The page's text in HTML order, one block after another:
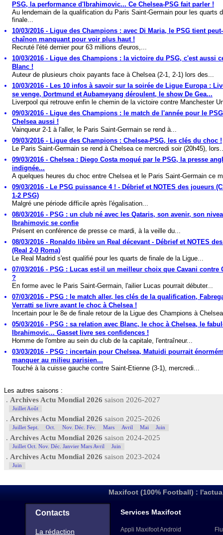
PSG, la performance d'Ibrahimovic... Ce Chelsea-PSG fait parler !
Au lendemain de la qualification du Paris Saint-Germain pour les quarts
finale...
10/03/2016 - Ligue des Champions : avec Di Maria, le PSG tient
chaînon manquant pour voir plus haut !
Recruté l'été dernier pour 63 millions d'euros,...
10/03/2016 - Ligue des Champions : la victoire du PSG, c'est aussi
Blanc !
Auteur de plusieurs choix payants face à Chelsea (2-1, 2-1) lors des...
10/03/2016 - Les 10 infos à savoir sur la soirée de Ligue Europa :
se venge, Dortmund et Aubameyang déroulent, le show De Gea...
Liverpool qui retrouve enfin le chemin de la victoire contre Manchester
09/03/2016 - Ligue des Champions : le match de l'année pour le
Chelsea aussi !
Vainqueur 2-1 à l'aller, le Paris Saint-Germain se rend à...
09/03/2016 - Ligue des Champions : Chelsea-PSG, les clés du choc !
Le Paris Saint-Germain se rend à Chelsea ce mercredi soir (20h45),
09/03/2016 - Chelsea : Diego Costa moqué par le PSG, la presse
indignée...
A quelques heures du choc entre Chelsea et le Paris Saint-Germain ce
09/03/2016 - Le PSG puissance 4 ! - Débrief et NOTES des joueurs
1-2 PSG)
Malgré une période difficile après l'égalisation...
08/03/2016 - PSG : un club né avec les Qataris, son avenir, son
Ibrahimovic se confie
Présent en conférence de presse ce mardi, à la veille du...
08/03/2016 - Ronaldo libère un Real décevant - Débrief et NOTES
(Real 2-0 Roma)
Le Real Madrid s'est qualifié pour les quarts de finale de la Ligue...
07/03/2016 - PSG : Lucas est-il un meilleur choix que Cavani contre
?
En forme avec le Paris Saint-Germain, l'ailier Lucas pourrait débuter...
07/03/2016 - PSG : le match aller, les clés de la qualification,
Verratti se livre avant le choc à Chelsea !
Incertain pour le 8e de finale retour de la Ligue des Champions à
05/03/2016 - PSG : sa relation avec Blanc, le choc à Chelsea, le
Ibrahimovic... Gasset livre ses confidences !
Homme de l'ombre au sein du club de la capitale, l'entraîneur...
03/03/2016 - PSG : incertain pour Chelsea, Matuidi pourrait
manquer au milieu parisien...
Touché à la cuisse gauche contre Saint-Etienne (3-1), mercredi...
Les autres saisons :
. Archives Actu Mondial 2026 saison 2026-2027
Juillet Août
. Archives Actu Mondial 2026 saison 2025-2026
Juillet Sept. Oct. Nov. Déc. Fév. Mars Avril Mai Juin
. Archives Actu Mondial 2026 saison 2024-2025
Juillet Oct. Nov. Déc. Janvier Mars Avril Juin
. Archives Actu Mondial 2026 saison 2023-2024
Juin
Maxifoot (100% Football) :
Contacts
La rédaction
Services Maxifoot
Appli Maxifoot Android